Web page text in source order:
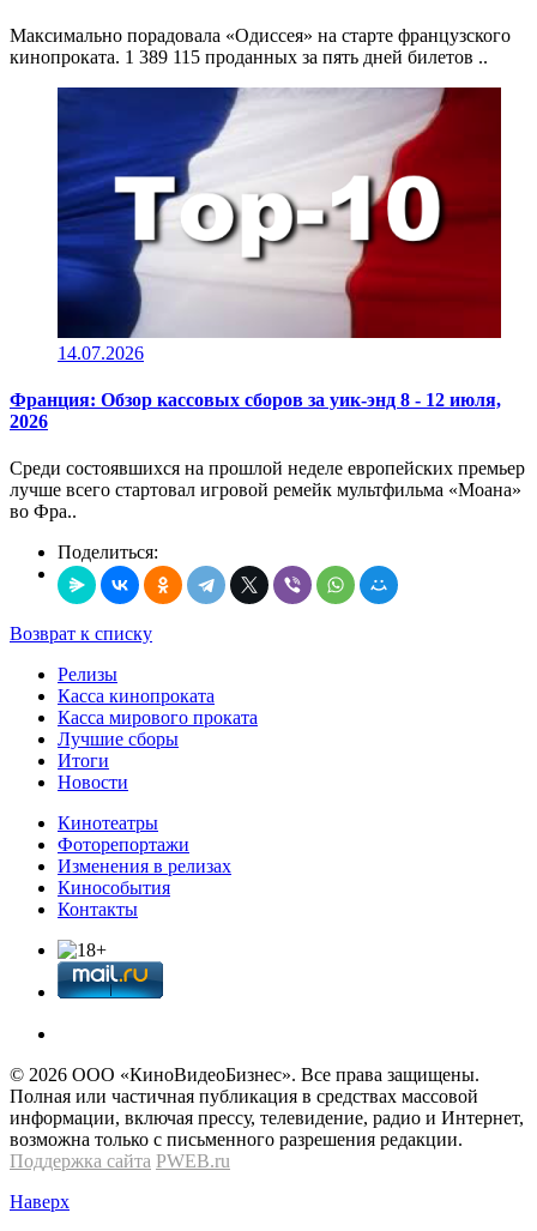
Максимально порадовала «Одиссея» на старте французского
кинопроката. 1 389 115 проданных за пять дней билетов ..
14.07.2026
Франция: Обзор кассовых сборов за уик-энд 8 - 12 июля,
2026
Среди состоявшихся на прошлой неделе европейских премьер
лучше всего стартовал игровой ремейк мультфильма «Моана»
во Фра..
Поделиться:
Возврат к списку
Релизы
Касса кинопроката
Касса мирового проката
Лучшие сборы
Итоги
Новости
Кинотеатры
Фоторепортажи
Изменения в релизах
Кинособытия
Контакты
© 2026 OOО «КиноВидеоБизнес». Все права защищены.
Полная или частичная публикация в средствах массовой
информации, включая прессу, телевидение, радио и Интернет,
возможна только с письменного разрешения редакции.
Поддержка сайта PWEB.ru
Наверх